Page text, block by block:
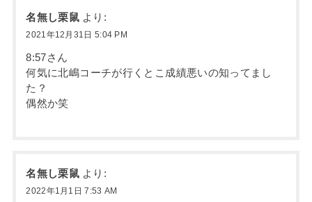
名無し栗鼠 より:
2021年12月31日 5:04 PM
8:57さん
何気に北嶋コーチが行くとこ成績悪いの知ってまし
た？
偶然か笑
名無し栗鼠 より:
2022年1月1日 7:53 AM